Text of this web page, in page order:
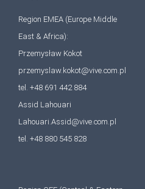
Region EMEA (Europe Middle
East & Africa):
Przemysław Kokot
przemyslaw.kokot@vive.com.pl
tel. +48 691 442 884
Assid Lahouari
Lahouari.Assid@vive.com.pl
tel. +48 880 545 828